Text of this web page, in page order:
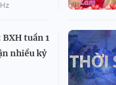
tuần 1
nhiều kỷ